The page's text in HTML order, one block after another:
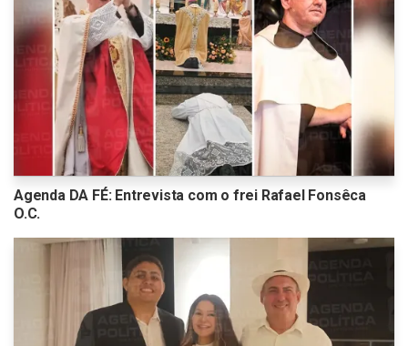
Agenda DA FÉ: Entrevista com o frei Rafael Fonsêca
O.C.